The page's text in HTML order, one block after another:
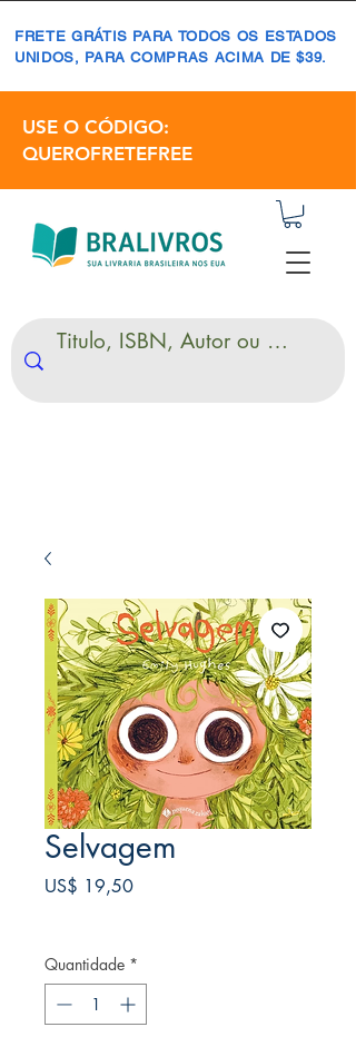
FRETE GRÁTIS PARA TODOS OS ESTADOS
UNIDOS, PARA COMPRAS ACIMA DE $39.
USE O CÓDIGO:
QUEROFRETEFREE
Selvagem
US$ 19,50Preço
Quantidade *